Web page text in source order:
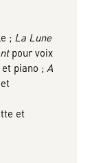
; La Lune
pour voix
piano ;A
et